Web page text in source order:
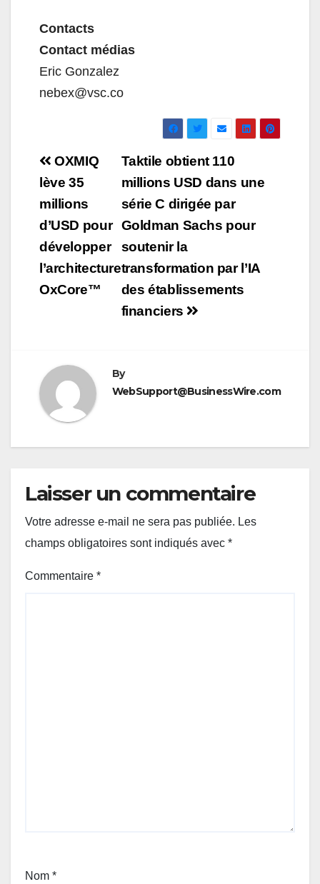
Contacts
Contact médias
Eric Gonzalez
nebex@vsc.co
Navigation
de
l’article
Taktile obtient 110
millions USD dans une
série C dirigée par
Goldman Sachs pour
soutenir la
transformation par l’IA
des établissements
financiers
OXMIQ
lève 35
millions
d’USD pour
développer
l’architecture
OxCore™
By
WebSupport@BusinessWire.com
Laisser un commentaire
Votre adresse e-mail ne sera pas publiée. Les
champs obligatoires sont indiqués avec *
Commentaire *
Nom *